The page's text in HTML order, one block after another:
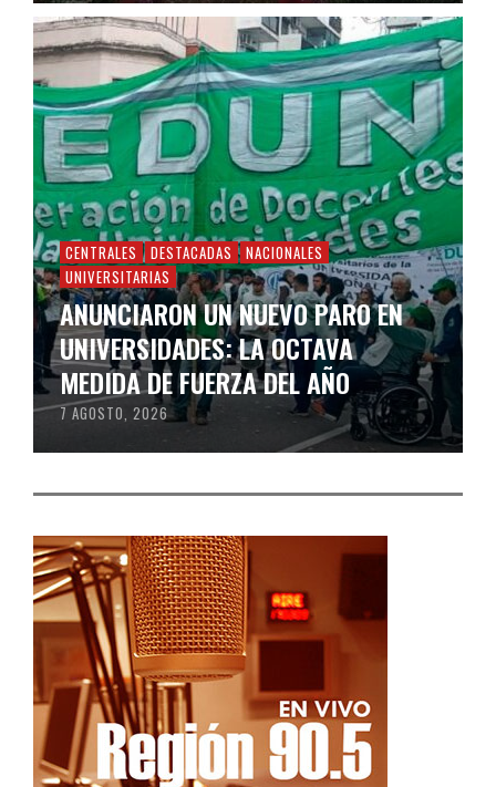
CENTRALES DESTACADAS
NACIONALES
UNIVERSITARIAS
ANUNCIARON UN NUEVO PARO EN
UNIVERSIDADES: LA OCTAVA
MEDIDA DE FUERZA DEL AÑO
7 AGOSTO, 2026